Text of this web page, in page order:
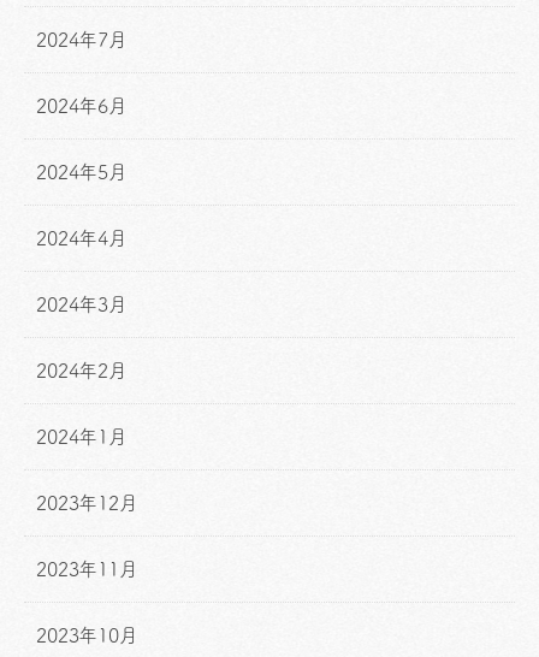
2024年7月
2024年6月
2024年5月
2024年4月
2024年3月
2024年2月
2024年1月
2023年12月
2023年11月
2023年10月